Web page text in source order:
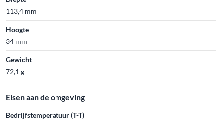
113,4 mm
Hoogte
34 mm
Gewicht
72,1 g
Eisen aan de omgeving
Bedrijfstemperatuur (T-T)